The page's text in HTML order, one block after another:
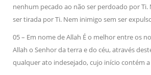
nenhum pecado ao não ser perdoado por Ti.
ser tirada por Ti. Nem inimigo sem ser
05 – Em nome de Allah É o melhor entre os
Allah o Senhor da terra e do céu, através
qualquer ato indesejado, cujo início contém a